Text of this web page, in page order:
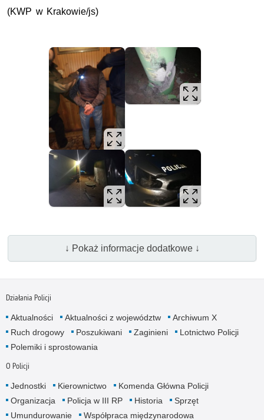
(KWP w Krakowie/js)
↓ Pokaż informacje dodatkowe ↓
Działania Policji
Aktualności Aktualności z województw
Archiwum X
Ruch drogowy
Poszukiwani Zaginieni
Lotnictwo Policji
Polemiki i sprostowania
O Policji
Jednostki Kierownictwo
Komenda Główna Policji
Organizacja
Policja w III RP Historia
Sprzęt
Umundurowanie
Współpraca międzynarodowa